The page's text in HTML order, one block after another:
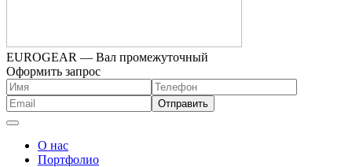
EUROGEAR — Вал промежуточный
Оформить запрос
О нас
Портфолио